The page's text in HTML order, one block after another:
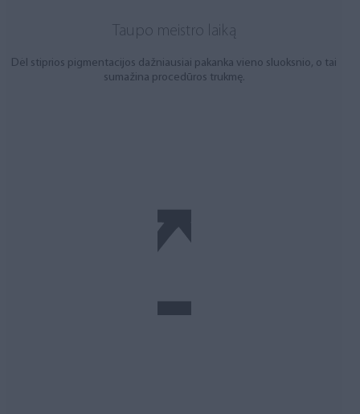
Taupo meistro laiką
Dėl stiprios pigmentacijos dažniausiai pakanka vieno sluoksnio, o tai
sumažina procedūros trukmę.